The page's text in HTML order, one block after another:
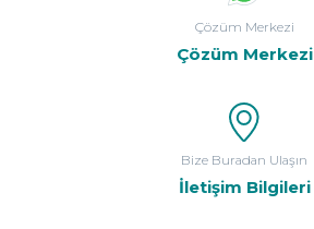
Çözüm Merkezi
Çözüm Merkezi
Bize Buradan Ulaşın
İletişim Bilgileri